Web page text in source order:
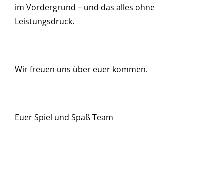
im Vordergrund – und das alles ohne
Leistungsdruck.
Wir freuen uns über euer kommen.
Euer Spiel und Spaß Team